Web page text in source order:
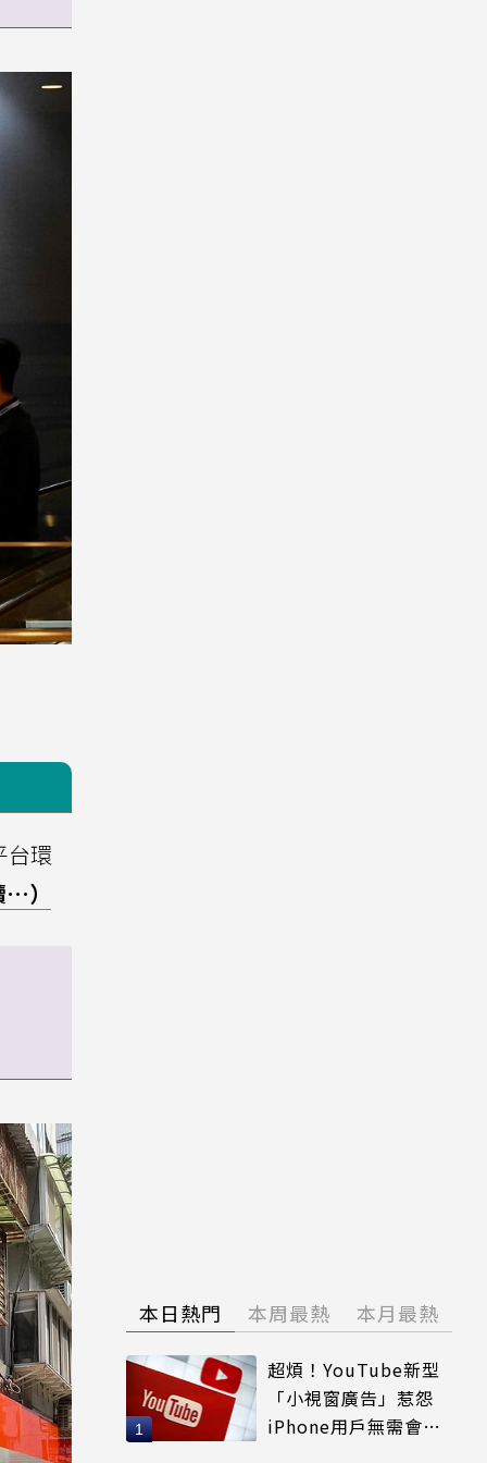
台環
…）
本日熱門 本周最熱 本月最熱
超煩！YouTube新型
「小視窗廣告」惹怨
iPhone用戶無需會員